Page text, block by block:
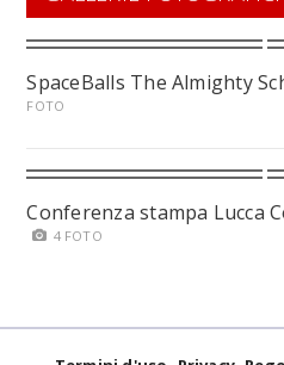
SpaceBalls The Almighty
FOTO
Conferenza stampa Lucca
4 FOTO